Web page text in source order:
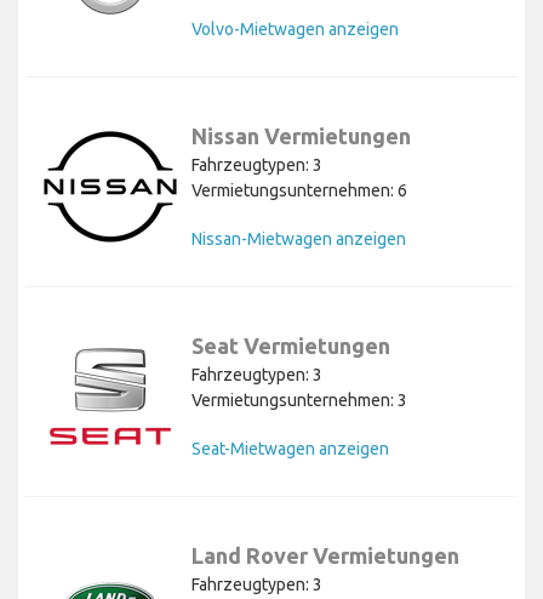
Volvo-Mietwagen anzeigen
Nissan Vermietungen
Fahrzeugtypen: 3
Vermietungsunternehmen: 6
Nissan-Mietwagen anzeigen
Seat Vermietungen
Fahrzeugtypen: 3
Vermietungsunternehmen: 3
Seat-Mietwagen anzeigen
Land Rover Vermietungen
Fahrzeugtypen: 3